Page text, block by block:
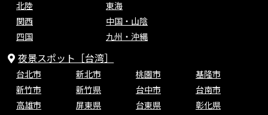
北陸
東海
関西
中国・山陰
四国
九州・沖縄
夜景スポット［台湾］
台北市 新北市 桃園市
基隆市
新竹市
新竹県 台中市
台南市
高雄市
屏東県 台東県
彰化県